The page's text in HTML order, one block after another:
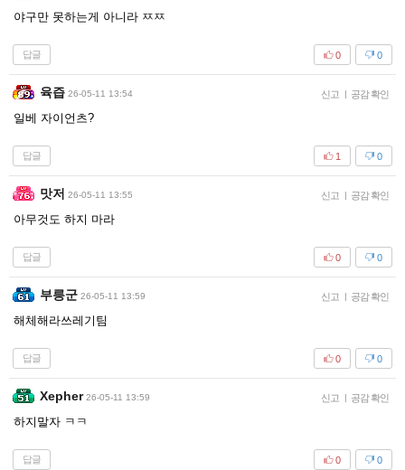
야구만 못하는게 아니라 ㅉㅉ
답글 0
0
육즙 26-05-11 13:54 신고 | 공감 확인
일베 자이언츠?
답글 0
1
맛저 26-05-11 13:55 신고 | 공감 확인
아무것도 하지 마라
답글 0
0
부릉군 26-05-11 13:59 신고 | 공감 확인
해체해라쓰레기팀
답글 0
0
Xepher 26-05-11 13:59 신고 | 공감 확인
하지말자 ㅋㅋ
답글 0
0